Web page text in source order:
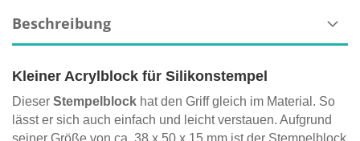
Beschreibung
Kleiner Acrylblock für Silikonstempel
Dieser Stempelblock hat den Griff gleich im Material. So
lässt er sich auch einfach und leicht verstauen. Aufgrund
seiner Größe von ca. 38 x 50 x 15 mm ist der Stempelblock